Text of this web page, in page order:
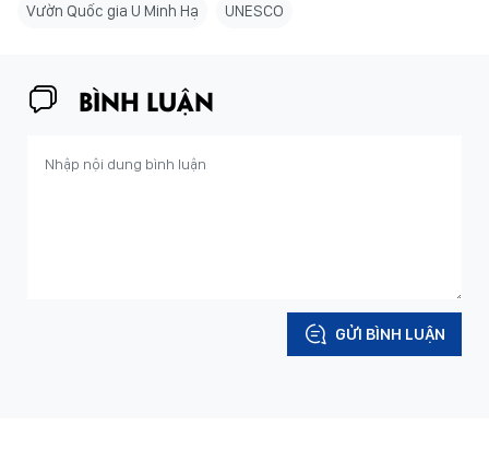
Vườn Quốc gia U Minh Hạ UNESCO
BÌNH LUẬN
GỬI BÌNH LUẬN